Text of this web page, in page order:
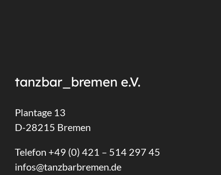
tanzbar_bremen e.V.
Plantage 13
D-28215 Bremen
Telefon +49 (0) 421 – 514 297 45
infos@tanzbarbremen.de